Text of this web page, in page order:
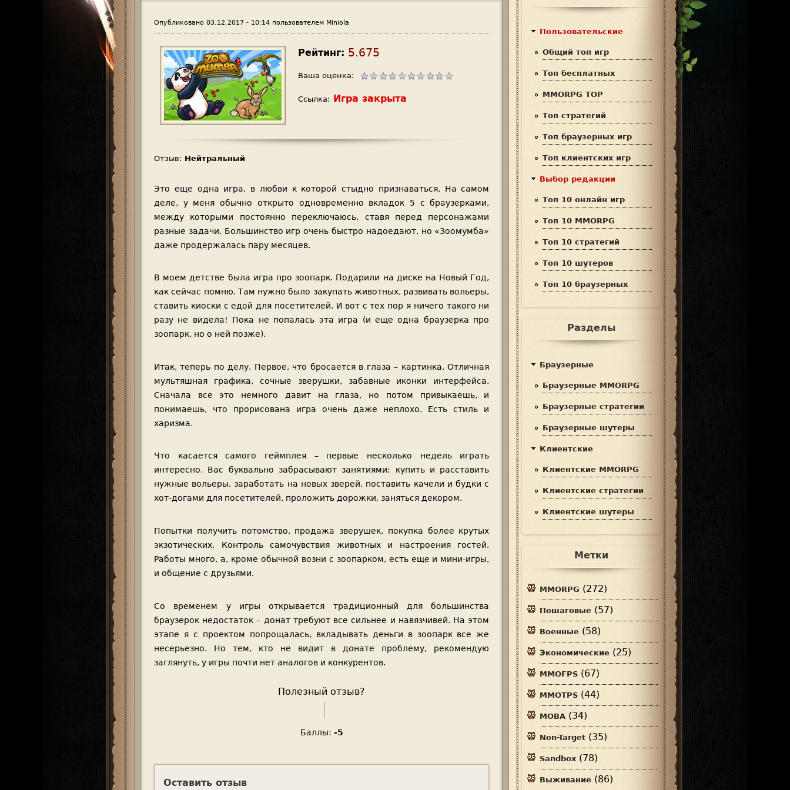
Опубликовано 03.12.2017 - 10:14 пользователем Miniola
Рейтинг: 5.675
Ваша оценка:
Ссылка: Игра закрыта
Отзыв: Нейтральный
Это еще одна игра, в любви к которой стыдно признаваться. На самом
деле, у меня обычно открыто одновременно вкладок 5 с браузерками,
между которыми постоянно переключаюсь, ставя перед персонажами
разные задачи. Большинство игр очень быстро надоедают, но «Зоомумба»
даже продержалась пару месяцев.
В моем детстве была игра про зоопарк. Подарили на диске на Новый Год,
как сейчас помню. Там нужно было закупать животных, развивать вольеры,
ставить киоски с едой для посетителей. И вот с тех пор я ничего такого ни
разу не видела! Пока не попалась эта игра (и еще одна браузерка про
зоопарк, но о ней позже).
Итак, теперь по делу. Первое, что бросается в глаза – картинка. Отличная
мультяшная графика, сочные зверушки, забавные иконки интерфейса.
Сначала все это немного давит на глаза, но потом привыкаешь, и
понимаешь, что прорисована игра очень даже неплохо. Есть стиль и
харизма.
Что касается самого геймплея – первые несколько недель играть
интересно. Вас буквально забрасывают занятиями: купить и расставить
нужные вольеры, заработать на новых зверей, поставить качели и будки с
хот-догами для посетителей, проложить дорожки, заняться декором.
Попытки получить потомство, продажа зверушек, покупка более крутых
экзотических. Контроль самочувствия животных и настроения гостей.
Работы много, а, кроме обычной возни с зоопарком, есть еще и мини-игры,
и общение с друзьями.
Со временем у игры открывается традиционный для большинства
браузерок недостаток – донат требуют все сильнее и навязчивей. На этом
этапе я с проектом попрощалась, вкладывать деньги в зоопарк все же
несерьезно. Но тем, кто не видит в донате проблему, рекомендую
заглянуть, у игры почти нет аналогов и конкурентов.
Полезный отзыв?
t
u
t
d
Баллы: -5
Оставить отзыв
е
м
е
н
ю
Пользовательские
Общий топ игр
Топ бесплатных
MMORPG TOP
Топ стратегий
Топ браузерных игр
Топ клиентских игр
Выбор редакции
Топ 10 онлайн игр
Топ 10 MMORPG
Топ 10 стратегий
Топ 10 шутеров
Топ 10 браузерных
Разделы
Браузерные
Браузерные MMORPG
Браузерные стратегии
Браузерные шутеры
Клиентские
Клиентские MMORPG
Клиентские стратегии
Клиентские шутеры
Метки
MMORPG (272)
Пошаговые (57)
Военные (58)
Экономические (25)
MMOFPS (67)
MMOTPS (44)
MOBA (34)
Non-Target (35)
Sandbox (78)
Выживание (86)